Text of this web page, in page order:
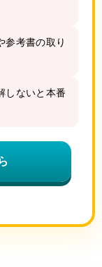
参考書の取り
しないと本番